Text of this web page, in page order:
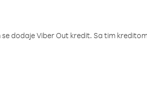
dodaje Viber Out kredit. Sa tim